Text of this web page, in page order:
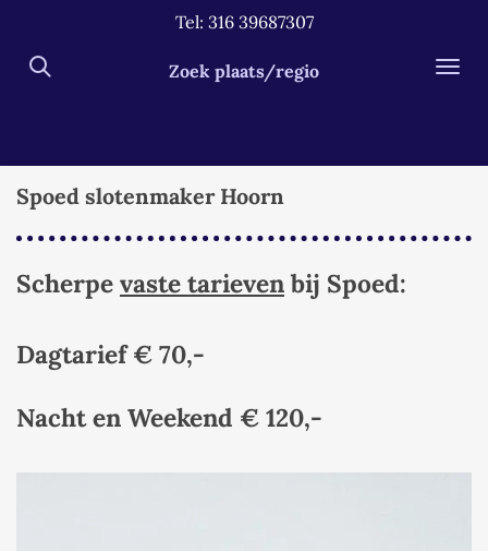
naar
Zoek plaats/regio
Tel: 316 39687307
Spoed slotenmaker Hoorn
Scherpe vaste tarieven bij Spoed:
Dagtarief € 70,-
Nacht en Weekend € 120,-